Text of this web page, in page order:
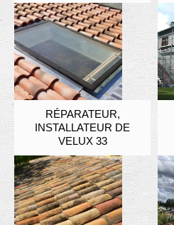
RÉPARATEUR,
INSTALLATEUR DE
VELUX 33